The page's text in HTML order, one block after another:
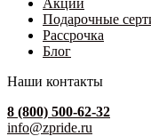
Подарочные
Рассрочка
Блог
Наши контакты
8 (800) 500-62-32
info@zpride.ru